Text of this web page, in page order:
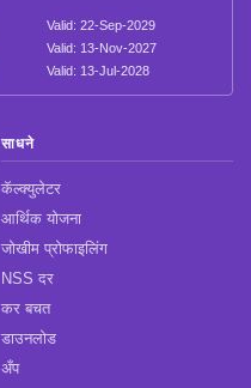
Valid: 22-Sep-2029
Valid: 13-Nov-2027
Valid: 13-Jul-2028
साधने
कॅल्क्युलेटर
आर्थिक योजना
जोखीम प्रोफाइलिंग
NSS दर
कर बचत
डाउनलोड
अँप